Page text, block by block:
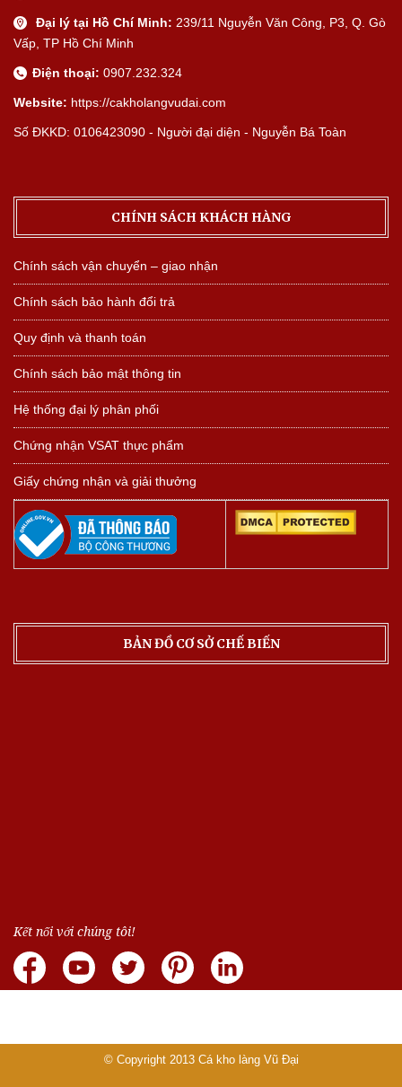
Đại lý tại Hồ Chí Minh: 239/11 Nguyễn Văn Công, P3, Q. Gò
Vấp, TP Hồ Chí Minh
Điện thoại: 0907.232.324
Website: https://cakholangvudai.com
Số ĐKKD: 0106423090 - Người đại diện - Nguyễn Bá Toàn
CHÍNH SÁCH KHÁCH HÀNG
Chính sách vận chuyển – giao nhận
Chính sách bảo hành đổi trả
Quy định và thanh toán
Chính sách bảo mật thông tin
Hệ thống đại lý phân phối
Chứng nhận VSAT thực phẩm
Giấy chứng nhận và giải thưởng
BẢN ĐỒ CƠ SỞ CHẾ BIẾN
Kết nối với chúng tôi!
© Copyright 2013 Cá kho làng Vũ Đại